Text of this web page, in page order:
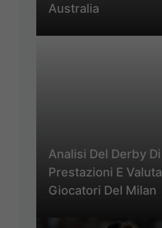
Australia
Analisi Del Derby
Prestazioni E
Giocatori Del Milan